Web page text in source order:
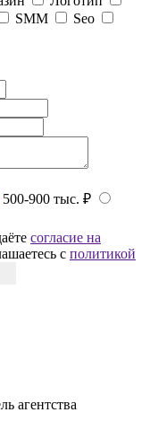
SMM
Seo
500-900 тыс. ₽
согласие на
с политикой
агентства